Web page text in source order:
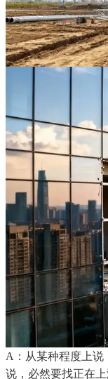
A：从某种程度上说
说，必然要找正在